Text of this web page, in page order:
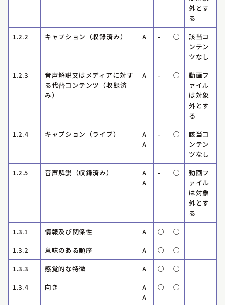
外とす
る
1.2.2
キャプション（収録済み） A - ○
該当コ
ンテン
ツなし
1.2.3
音声解説又はメディアに対す
る代替コンテンツ（収録済
み）
A - ○
動画フ
ァイル
は対象
外とす
る
1.2.4
キャプション（ライブ）
A
A
- ○
該当コ
ンテン
ツなし
1.2.5
音声解説（収録済み）
A
A
- ○
動画フ
ァイル
は対象
外とす
る
1.3.1
情報及び関係性 A ○
○
1.3.2
意味のある順序 A ○
○
1.3.3
感覚的な特徴 A ○
○
1.3.4
向き
A
A
○ ○